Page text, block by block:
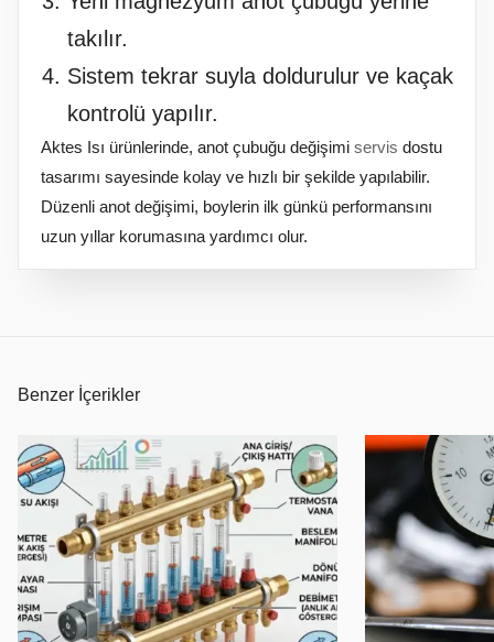
takılır.
Sistem tekrar suyla doldurulur ve kaçak
kontrolü yapılır.
Aktes Isı ürünlerinde, anot çubuğu değişimi servis dostu
tasarımı sayesinde kolay ve hızlı bir şekilde yapılabilir.
Düzenli anot değişimi, boylerin ilk günkü performansını
uzun yıllar korumasına yardımcı olur.
Benzer İçerikler